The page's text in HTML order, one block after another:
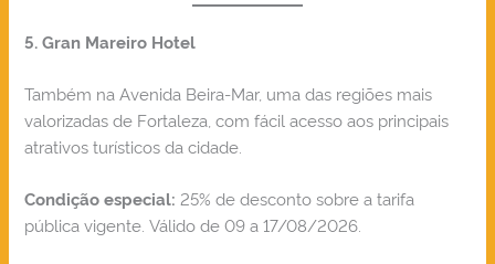
5. Gran Mareiro Hotel
Também na Avenida Beira-Mar, uma das regiões mais
valorizadas de Fortaleza, com fácil acesso aos principais
atrativos turísticos da cidade.
Condição especial: 25% de desconto sobre a tarifa
pública vigente. Válido de 09 a 17/08/2026.